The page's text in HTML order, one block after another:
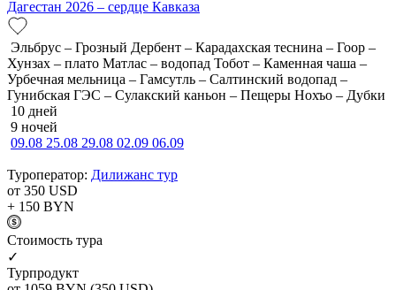
Дагестан 2026 – сердце Кавказа
Эльбрус – Грозный Дербент – Карадахская теснина – Гоор –
Хунзах – плато Матлас – водопад Тобот – Каменная чаша –
Урбечная мельница – Гамсутль – Салтинский водопад –
Гунибская ГЭС – Сулакский каньон – Пещеры Нохъо – Дубки
10 дней
9 ночей
09.08 25.08 29.08 02.09 06.09
Туроператор: Дилижанс тур
от 350 USD
+ 150 BYN
Cтоимость тура
✓
Турпродукт